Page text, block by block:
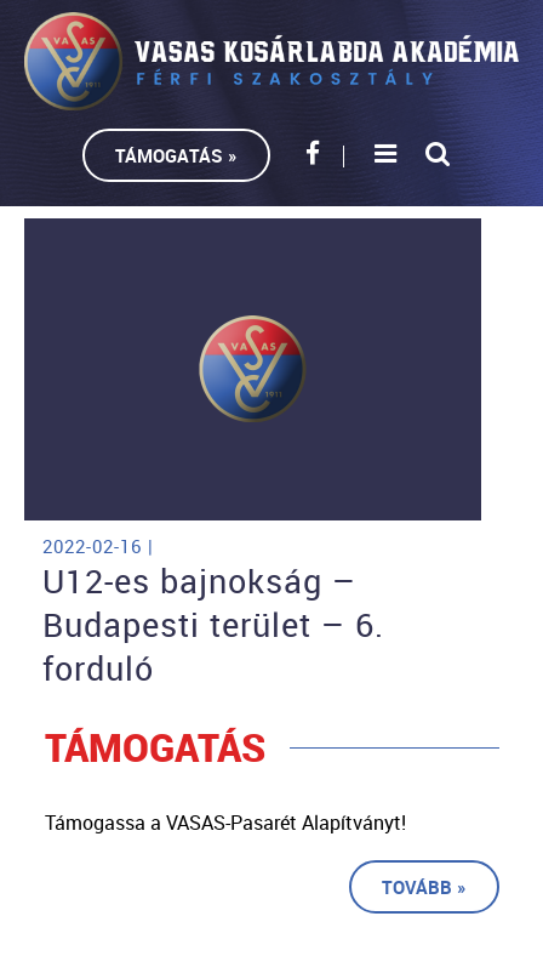
TÁMOGATÁS »
2022-02-16 |
U12-es bajnokság –
Budapesti terület – 6.
forduló
TÁMOGATÁS
Támogassa a VASAS-Pasarét Alapítványt!
TOVÁBB »